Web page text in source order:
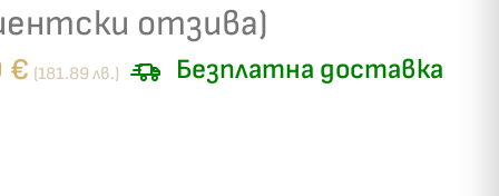
отзива)
€ (181.89 лв.) Безплатна доставка